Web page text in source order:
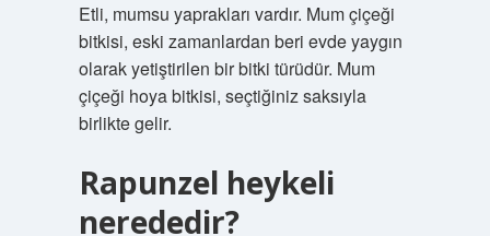
Etli, mumsu yaprakları vardır. Mum çiçeği
bitkisi, eski zamanlardan beri evde yaygın
olarak yetiştirilen bir bitki türüdür. Mum
çiçeği hoya bitkisi, seçtiğiniz saksıyla
birlikte gelir.
Rapunzel heykeli
nerededir?